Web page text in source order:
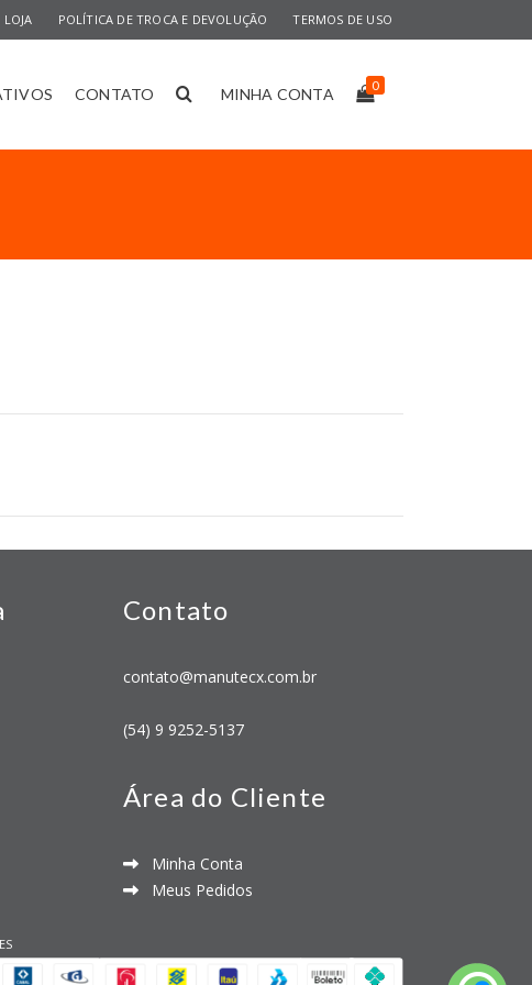
LOJA POLÍTICA DE TROCA E DEVOLUÇÃO TERMOS DE USO
CONTATO MINHA CONTA 0
Contato
contato@manutecx.com.br
(54) 9 9252-5137
Área do Cliente
Minha Conta
Meus Pedidos